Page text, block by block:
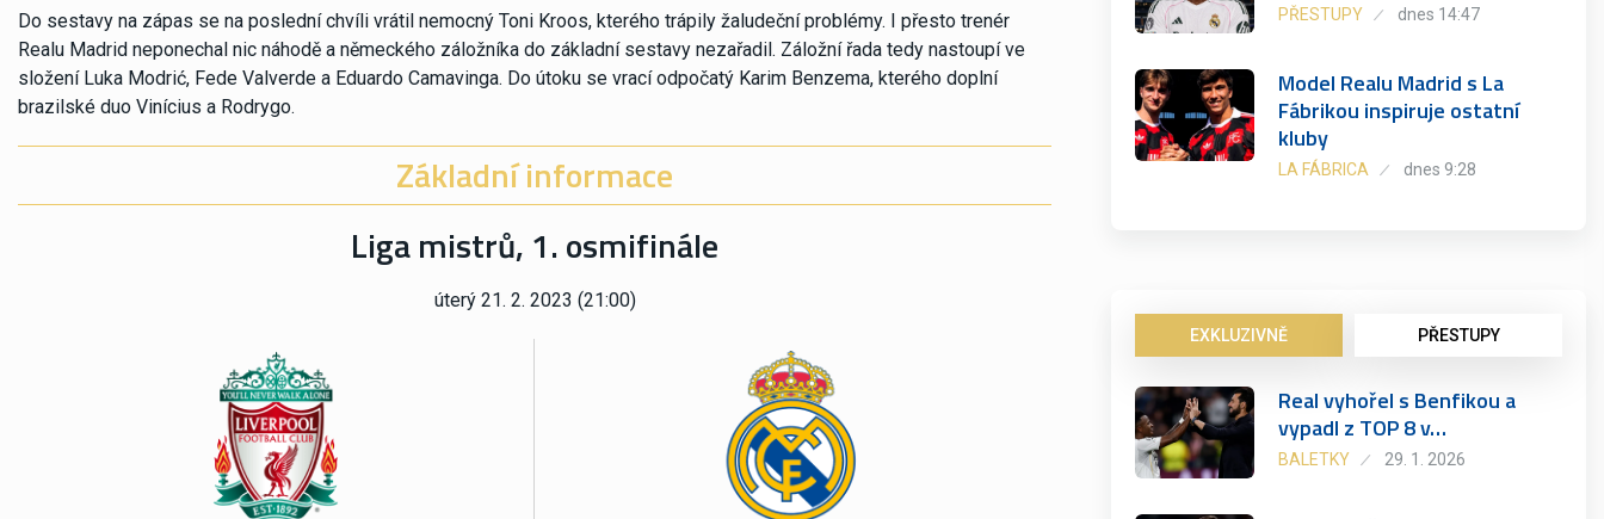
Do sestavy na zápas se na poslední chvíli vrátil nemocný Toni Kroos, kterého trápily žaludeční problémy. I přesto trenér
Realu Madrid neponechal nic náhodě a německého záložníka do základní sestavy nezařadil. Záložní řada tedy nastoupí ve
složení Luka Modrić, Fede Valverde a Eduardo Camavinga. Do útoku se vrací odpočatý Karim Benzema, kterého doplní
brazilské duo Vinícius a Rodrygo.
Základní informace
Liga mistrů, 1. osmifinále
úterý 21. 2. 2023 (21:00)
PŘESTUPY dnes 14:47
Model Realu Madrid s La
Fábrikou inspiruje ostatní
kluby
LA FÁBRICA dnes 9:28
EXKLUZIVNĚ PŘESTUPY
Real vyhořel s Benfikou a
vypadl z TOP 8 v…
BALETKY 29. 1. 2026